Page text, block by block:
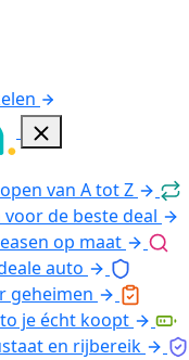
van A tot Z
de beste deal
op maat
auto
geheimen
je écht koopt
en rijbereik